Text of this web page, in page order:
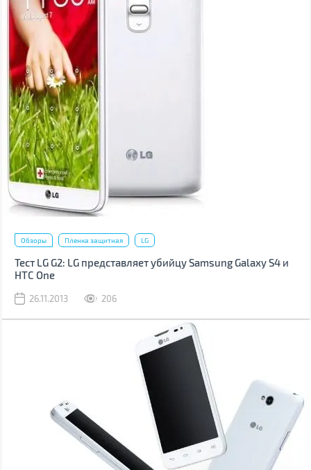
Обзоры Пленка защитная LG
Тест LG G2: LG представляет убийцу Samsung Galaxy S4 и
HTC One
26.11.2013 206